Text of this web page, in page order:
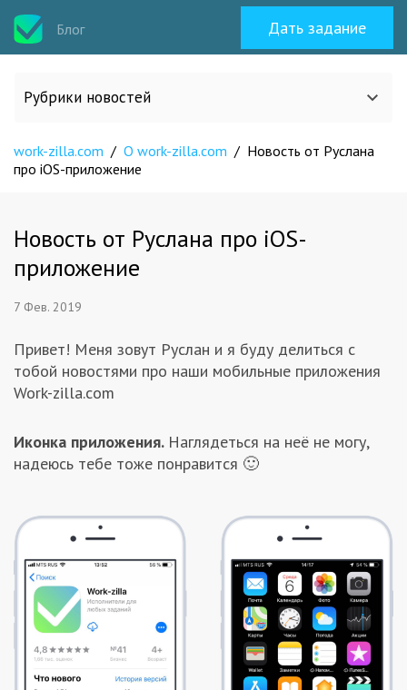
Блог Дать задание
Рубрики новостей
Все статьи
Кейсы
Исполнителям
Гости
work-zilla.com / О work-zilla.com / Новость от Руслана
про iOS-приложение
Новость от Руслана про iOS-
приложение
7 Фев. 2019
Привет! Меня зовут Руслан и я буду делиться с
тобой новостями про наши мобильные приложения
Work-zilla.com
Иконка приложения. Наглядеться на неё не могу,
надеюсь тебе тоже понравится 🙂